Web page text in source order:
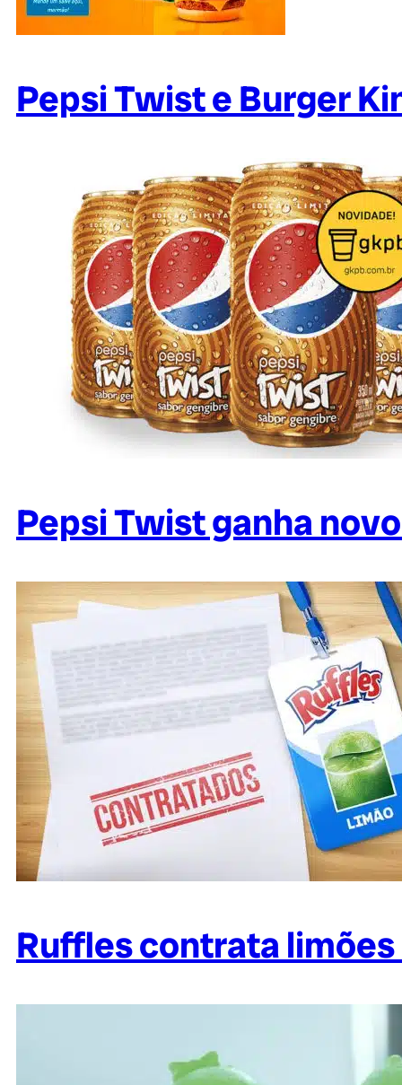
Pepsi Twist e Burger
Pepsi Twist ganha
Ruffles contrata